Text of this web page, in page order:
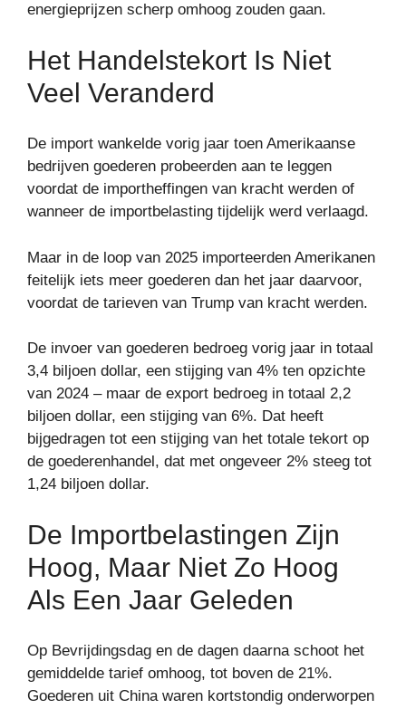
energieprijzen scherp omhoog zouden gaan.
Het Handelstekort Is Niet
Veel Veranderd
De import wankelde vorig jaar toen Amerikaanse
bedrijven goederen probeerden aan te leggen
voordat de importheffingen van kracht werden of
wanneer de importbelasting tijdelijk werd verlaagd.
Maar in de loop van 2025 importeerden Amerikanen
feitelijk iets meer goederen dan het jaar daarvoor,
voordat de tarieven van Trump van kracht werden.
De invoer van goederen bedroeg vorig jaar in totaal
3,4 biljoen dollar, een stijging van 4% ten opzichte
van 2024 – maar de export bedroeg in totaal 2,2
biljoen dollar, een stijging van 6%. Dat heeft
bijgedragen tot een stijging van het totale tekort op
de goederenhandel, dat met ongeveer 2% steeg tot
1,24 biljoen dollar.
De Importbelastingen Zijn
Hoog, Maar Niet Zo Hoog
Als Een Jaar Geleden
Op Bevrijdingsdag en de dagen daarna schoot het
gemiddelde tarief omhoog, tot boven de 21%.
Goederen uit China waren kortstondig onderworpen